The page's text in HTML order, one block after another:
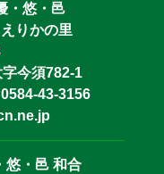
・悠・邑
りかの里
今須782-1
43-3156
悠・邑 和合